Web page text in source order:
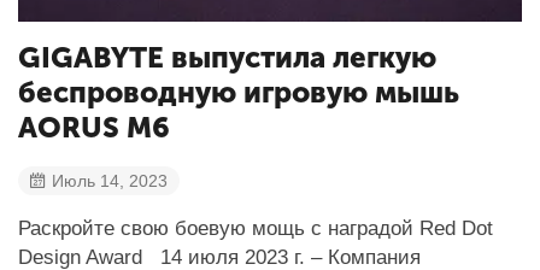
GIGABYTE выпустила легкую
беспроводную игровую мышь
AORUS M6
Июль 14, 2023
Раскройте свою боевую мощь с наградой Red Dot
Design Award 14 июля 2023 г. – Компания